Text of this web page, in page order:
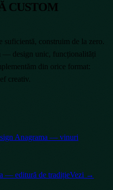
CUSTOM
suficientă, construim de la zero.
— design unic, funcționalități
din orice format:
creativ.
Anagrama — vinuri
— editură de tradițieVezi →